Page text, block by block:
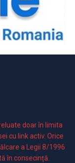
doar în limita
cu link activ. Orice
a Legii 8/1996
în consecință.